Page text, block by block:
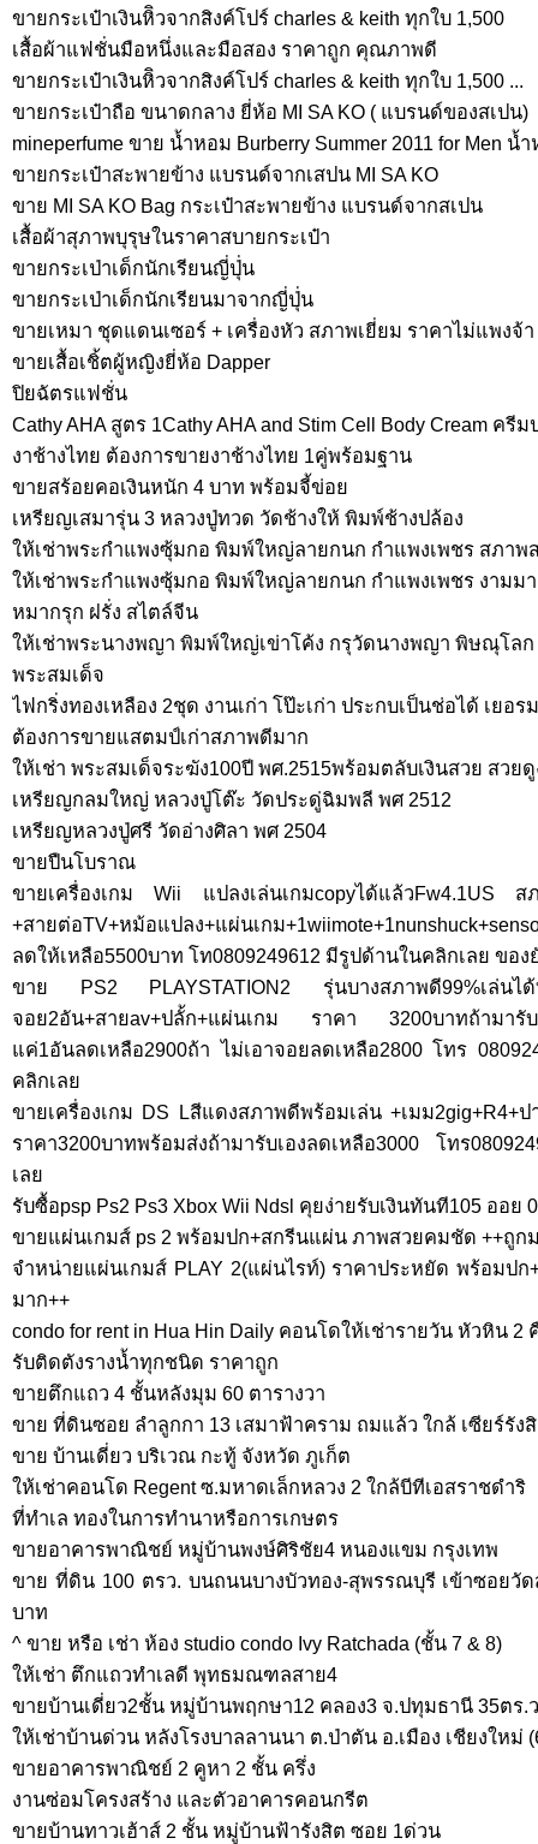
ขายกระเป๋าเงินหิิวจากสิงค์โปร์ charles & keith ทุกใบ 1,500
เสื้อผ้าแฟชั่นมือหนึ่งและมือสอง ราคาถูก คุณภาพดี
ขายกระเป๋าเงินหิิวจากสิงค์โปร์ charles & keith ทุกใบ 1,500 ...
ขายกระเป๋าถือ ขนาดกลาง ยี่ห้อ MI SA KO ( แบรนด์ของสเปน)
mineperfume ขาย น้ำหอม Burberry Summer 2011 for Men
ขายกระเป๋าสะพายข้าง แบรนด์จากเสปน MI SA KO
ขาย MI SA KO Bag กระเป๋าสะพายข้าง แบรนด์จากสเปน
เสื้อผ้าสุภาพบุรุษในราคาสบายกระเป๋า
ขายกระเป่าเด็กนักเรียนญี่ปุ่่น
ขายกระเป่าเด็กนักเรียนมาจากญี่ปุ่่น
ขายเหมา ชุดแดนเซอร์ + เครื่องหัว สภาพเยี่ยม ราคาไม่แพงจ้า
ขายเสื้อเชิ้ตผู้หญิงยี่ห้อ Dapper
ปิยฉัตรแฟชั่น
Cathy AHA สูตร 1Cathy AHA and Stim Cell Body Cream ครีม
งาช้างไทย ต้องการขายงาช้างไทย 1คู่พร้อมฐาน
ขายสร้อยคอเงินหนัก 4 บาท พร้อมจี้ข่อย
เหรียญเสมารุ่น 3 หลวงปู่ทวด วัดช้างให้ พิมพ์ช้างปล้อง
ให้เช่าพระกำแพงซุ้มกอ พิมพ์ใหญ่ลายกนก กำแพงเพชร สภา
ให้เช่าพระกำแพงซุ้มกอ พิมพ์ใหญ่ลายกนก กำแพงเพชร งามม
หมากรุก ฝรั่ง สไตล์จีน
ให้เช่าพระนางพญา พิมพ์ใหญ่เข่าโค้ง กรุวัดนางพญา พิษณุโลก
พระสมเด็จ
ไฟกริ่งทองเหลือง 2ชุด งานเก่า โป๊ะเก่า ประกบเป็นช่อได้ เยอร
ต้องการขายแสตมป์เก่าสภาพดีมาก
ให้เช่า พระสมเด็จระฆัง100ปี พศ.2515พร้อมตลับเงินสวย สวย
เหรียญกลมใหญ่ หลวงปู่โต๊ะ วัดประดู่ฉิมพลี พศ 2512
เหรียญหลวงปู่ศรี วัดอ่างศิลา พศ 2504
ขายปืนโบราณ
ขายเครื่องเกม Wii แปลงเล่นเกมcopyได้แล้วFw4.1US สภ
+สายต่อTV+หม้อแปลง+แผ่นเกม
ลดให้เหลือ5500บาท โท0809249612 มีรูปด้านในคลิกเลย ของ
ขาย PS2 PLAYSTATION2 รุ่นบางสภาพดี99%เ
จอย2อัน+สายav+ปลั้ก+แผ่นเกม ราคา 3200บาทถ้ามารับเ
แค่1อันลดเหลือ2900ถ้า ไม่เอาจอยลดเหลือ2800 โทร
คลิกเลย
ขายเครื่องเกม DS Lสีแดงสภาพดีพร้อมเล่น +เมม2gig+R4+ป
ราคา3200บาทพร้อมส่งถ้ามารับเองลดเหลือ3000 โทร
เลย
รับซื้อpsp Ps2 Ps3 Xbox Wii Ndsl คุยง่ายรับเงินทันที105 ออย
ขายแผ่นเกมส์ ps 2 พร้อมปก+สกรีนแผ่น ภาพสวยคมชัด ++ถูก
จำหน่ายแผ่นเกมส์ PLAY 2(แผ่นไรท์) ราคาประหยัด พร้อมป
มาก++
condo for rent in Hua Hin Daily คอนโดให้เช่ารายวัน หัวหิน
รับติดตังรางน้ำทุกชนิด ราคาถูก
ขายตึกแถว 4 ชั้นหลังมุม 60 ตารางวา
ขาย ที่ดินซอย ลำลูกกา 13 เสมาฟ้าคราม ถมแล้ว ใกล้ เซียร์รัง
ขาย บ้านเดี่ยว บริเวณ กะทู้ จังหวัด ภูเก็ต
ให้เช่าคอนโด Regent ซ.มหาดเล็กหลวง 2 ใกล้บีทีเอสราชดำริ
ที่ทำเล ทองในการทำนาหรือการเกษตร
ขายอาคารพาณิชย์ หมู่บ้านพงษ์ศิริชัย4 หนองแขม กรุงเทพ
ขาย ที่ดิน 100 ตรว. บนถนนบางบัวทอง-สุพรรณบุรี เข้าซอยวัด
บาท
^ ขาย หรือ เช่า ห้อง studio condo Ivy Ratchada (ชั้น 7 & 8)
ให้เช่า ตึกแถวทำเลดี พุทธมณฑลสาย4
ขายบ้านเดี่ยว2ชั้น หมู่บ้านพฤกษา12 คลอง3 จ.ปทุมธานี 35ตร.
ให้เช่าบ้านด่วน หลังโรงบาลลานนา ต.ป่าตัน อ.เมือง เชียงใหม่
ขายอาคารพาณิชย์ 2 คูหา 2 ชั้น ครึ่ง
งานซ่อมโครงสร้าง และตัวอาคารคอนกรีต
ขายบ้านทาวเฮ้าส์ 2 ชั้น หมู่บ้านฟ้ารังสิต ซอย 1ด่วน